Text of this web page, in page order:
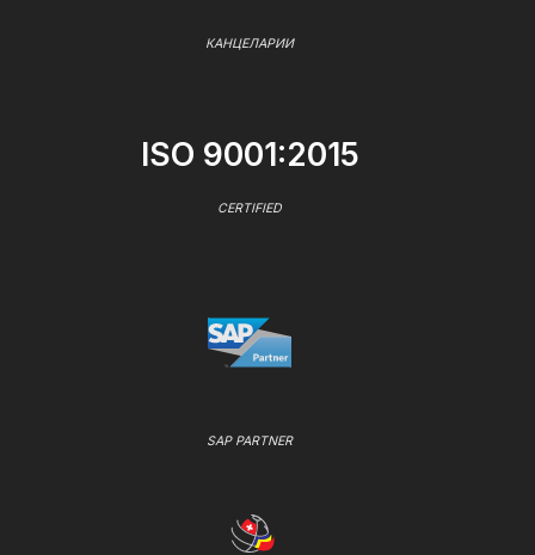
КАНЦЕЛАРИИ
ISO 9001:2015
CERTIFIED
SAP PARTNER